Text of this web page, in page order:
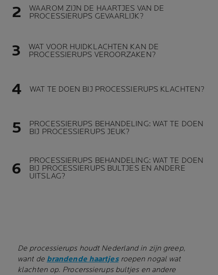
WAAROM ZIJN DE HAARTJES VAN DE
PROCESSIERUPS GEVAARLIJK?
WAT VOOR HUIDKLACHTEN KAN DE
PROCESSIERUPS VEROORZAKEN?
WAT TE DOEN BIJ PROCESSIERUPS KLACHTEN?
PROCESSIERUPS BEHANDELING: WAT TE DOEN
BIJ PROCESSIERUPS JEUK?
PROCESSIERUPS BEHANDELING: WAT TE DOEN
BIJ PROCESSIERUPS BULTJES EN ANDERE
UITSLAG?
De processierups houdt Nederland in zijn greep,
want de brandende haartjesroepen nogal wat
klachten op. Procerssierups bultjes en andere